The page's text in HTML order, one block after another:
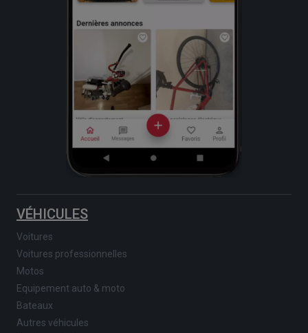
VÉHICULES
Voitures
Voitures professionnelles
Motos
Equipement auto & moto
Bateaux
Autres véhicules